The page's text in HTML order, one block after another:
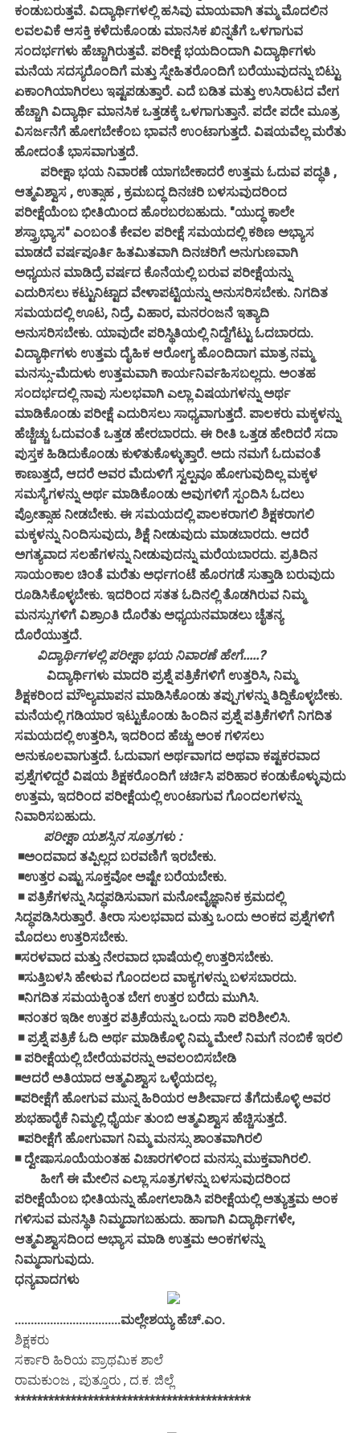
ಕಂಡುಬರುತ್ತವೆ. ವಿದ್ಯಾರ್ಥಿಗಳಲ್ಲಿ ಹಸಿವು ಮಾಯವಾಗಿ ತಮ್ಮ ಮೊದಲಿನ
ಲವಲವಿಕೆ ಆಸಕ್ತಿ ಕಳೆದುಕೊಂಡು ಮಾನಸಿಕ ಖಿನ್ನತೆಗೆ ಒಳಗಾಗುವ
ಸಂದರ್ಭಗಳು ಹೆಚ್ಚಾಗಿರುತ್ತವೆ. ಪರೀಕ್ಷೆ ಭಯದಿಂದಾಗಿ ವಿದ್ಯಾರ್ಥಿಗಳು
ಮನೆಯ ಸದಸ್ಯರೊಂದಿಗೆ ಮತ್ತು ಸ್ನೇಹಿತರೊಂದಿಗೆ ಬರೆಯುವುದನ್ನು ಬಿಟ್ಟು
ಏಕಾಂಗಿಯಾಗಿರಲು ಇಷ್ಟಪಡುತ್ತಾರೆ. ಎದೆ ಬಡಿತ ಮತ್ತು ಉಸಿರಾಟದ ವೇಗ
ಹೆಚ್ಚಾಗಿ ವಿದ್ಯಾರ್ಥಿ ಮಾನಸಿಕ ಒತ್ತಡಕ್ಕೆ ಒಳಗಾಗುತ್ತಾನೆ. ಪದೇ ಪದೇ ಮೂತ್ರ
ವಿಸರ್ಜನೆಗೆ ಹೋಗಬೇಕೆಂಬ ಭಾವನೆ ಉಂಟಾಗುತ್ತದೆ. ವಿಷಯವೆಲ್ಲ ಮರೆತು
ಹೋದಂತೆ ಭಾಸವಾಗುತ್ತದೆ.
ಪರೀಕ್ಷಾ ಭಯ ನಿವಾರಣೆ ಯಾಗಬೇಕಾದರೆ ಉತ್ತಮ ಓದುವ ಪದ್ಧತಿ ,
ಆತ್ಮವಿಶ್ವಾಸ , ಉತ್ಸಾಹ , ಕ್ರಮಬದ್ಧ ದಿನಚರಿ ಬಳಸುವುದರಿಂದ
ಪರೀಕ್ಷೆಯೆಂಬ ಭೀತಿಯಿಂದ ಹೊರಬರಬಹುದು. "ಯುದ್ಧ ಕಾಲೇ
ಶಸ್ತ್ರಾಭ್ಯಾಸ" ಎಂಬಂತೆ ಕೇವಲ ಪರೀಕ್ಷೆ ಸಮಯದಲ್ಲಿ ಕಠಿಣ ಅಭ್ಯಾಸ
ಮಾಡದೆ ವರ್ಷಪೂರ್ತಿ ಹಿತಮಿತವಾಗಿ ದಿನಚರಿಗೆ ಅನುಗುಣವಾಗಿ
ಅಧ್ಯಯನ ಮಾಡಿದ್ರೆ ವರ್ಷದ ಕೊನೆಯಲ್ಲಿ ಬರುವ ಪರೀಕ್ಷೆಯನ್ನು
ಎದುರಿಸಲು ಕಟ್ಟುನಿಟ್ಟಾದ ವೇಳಾಪಟ್ಟಿಯನ್ನು ಅನುಸರಿಸಬೇಕು. ನಿಗದಿತ
ಸಮಯದಲ್ಲಿ ಊಟ, ನಿದ್ರೆ, ವಿಹಾರ, ಮನರಂಜನೆ ಇತ್ಯಾದಿ
ಅನುಸರಿಸಬೇಕು. ಯಾವುದೇ ಪರಿಸ್ಥಿತಿಯಲ್ಲಿ ನಿದ್ದೆಗೆಟ್ಟು ಓದಬಾರದು.
ವಿದ್ಯಾರ್ಥಿಗಳು ಉತ್ತಮ ದೈಹಿಕ ಆರೋಗ್ಯ ಹೊಂದಿದಾಗ ಮಾತ್ರ ನಮ್ಮ
ಮನಸ್ಸು-ಮೆದುಳು ಉತ್ತಮವಾಗಿ ಕಾರ್ಯನಿರ್ವಹಿಸಬಲ್ಲದು. ಅಂತಹ
ಸಂದರ್ಭದಲ್ಲಿ ನಾವು ಸುಲಭವಾಗಿ ಎಲ್ಲಾ ವಿಷಯಗಳನ್ನು ಅರ್ಥ
ಮಾಡಿಕೊಂಡು ಪರೀಕ್ಷೆ ಎದುರಿಸಲು ಸಾಧ್ಯವಾಗುತ್ತದೆ. ಪಾಲಕರು ಮಕ್ಕಳನ್ನು
ಹೆಚ್ಚೆಚ್ಚು ಓದುವಂತೆ ಒತ್ತಡ ಹೇರಬಾರದು. ಈ ರೀತಿ ಒತ್ತಡ ಹೇರಿದರೆ ಸದಾ
ಪುಸ್ತಕ ಹಿಡಿದುಕೊಂಡು ಕುಳಿತುಕೊಳ್ಳುತ್ತಾರೆ. ಅದು ನಮಗೆ ಓದುವಂತೆ
ಕಾಣುತ್ತದೆ, ಆದರೆ ಅವರ ಮೆದುಳಿಗೆ ಸ್ವಲ್ಪವೂ ಹೋಗುವುದಿಲ್ಲ ಮಕ್ಕಳ
ಸಮಸ್ಯೆಗಳನ್ನು ಅರ್ಥ ಮಾಡಿಕೊಂಡು ಅವುಗಳಿಗೆ ಸ್ಪಂದಿಸಿ ಓದಲು
ಪ್ರೋತ್ಸಾಹ ನೀಡಬೇಕು. ಈ ಸಮಯದಲ್ಲಿ ಪಾಲಕರಾಗಲಿ ಶಿಕ್ಷಕರಾಗಲಿ
ಮಕ್ಕಳನ್ನು ನಿಂದಿಸುವುದು, ಶಿಕ್ಷೆ ನೀಡುವುದು ಮಾಡಬಾರದು. ಆದರೆ
ಅಗತ್ಯವಾದ ಸಲಹೆಗಳನ್ನು ನೀಡುವುದನ್ನು ಮರೆಯಬಾರದು. ಪ್ರತಿದಿನ
ಸಾಯಂಕಾಲ ಚಿಂತೆ ಮರೆತು ಅರ್ಧಗಂಟೆ ಹೊರಗಡೆ ಸುತ್ತಾಡಿ ಬರುವುದು
ರೂಡಿಸಿಕೊಳ್ಳಬೇಕು. ಇದರಿಂದ ಸತತ ಓದಿನಲ್ಲಿ ತೊಡಗಿರುವ ನಿಮ್ಮ
ಮನಸ್ಸುಗಳಿಗೆ ವಿಶ್ರಾಂತಿ ದೊರೆತು ಅಧ್ಯಯನಮಾಡಲು ಚೈತನ್ಯ
ದೊರೆಯುತ್ತದೆ.
ವಿದ್ಯಾರ್ಥಿಗಳಲ್ಲಿ ಪರೀಕ್ಷಾ ಭಯ ನಿವಾರಣೆ ಹೇಗೆ.....?
ವಿದ್ಯಾರ್ಥಿಗಳು ಮಾದರಿ ಪ್ರಶ್ನೆ ಪತ್ರಿಕೆಗಳಿಗೆ ಉತ್ತರಿಸಿ, ನಿಮ್ಮ
ಶಿಕ್ಷಕರಿಂದ ಮೌಲ್ಯಮಾಪನ ಮಾಡಿಸಿಕೊಂಡು ತಪ್ಪುಗಳನ್ನು ತಿದ್ದಿಕೊಳ್ಳಬೇಕು.
ಮನೆಯಲ್ಲಿ ಗಡಿಯಾರ ಇಟ್ಟುಕೊಂಡು ಹಿಂದಿನ ಪ್ರಶ್ನೆ ಪತ್ರಿಕೆಗಳಿಗೆ ನಿಗದಿತ
ಸಮಯದಲ್ಲಿ ಉತ್ತರಿಸಿ, ಇದರಿಂದ ಹೆಚ್ಚು ಅಂಕ ಗಳಿಸಲು
ಅನುಕೂಲವಾಗುತ್ತದೆ. ಓದುವಾಗ ಅರ್ಥವಾಗದ ಅಥವಾ ಕಷ್ಟಕರವಾದ
ಪ್ರಶ್ನೆಗಳಿದ್ದರೆ ವಿಷಯ ಶಿಕ್ಷಕರೊಂದಿಗೆ ಚರ್ಚಿಸಿ ಪರಿಹಾರ ಕಂಡುಕೊಳ್ಳುವುದು
ಉತ್ತಮ, ಇದರಿಂದ ಪರೀಕ್ಷೆಯಲ್ಲಿ ಉಂಟಾಗುವ ಗೊಂದಲಗಳನ್ನು
ನಿವಾರಿಸಬಹುದು.
ಪರೀಕ್ಷಾ ಯಶಸ್ಸಿನ ಸೂತ್ರಗಳು :
◾ಅಂದವಾದ ತಪ್ಪಿಲ್ಲದ ಬರವಣಿಗೆ ಇರಬೇಕು.
◾ಉತ್ತರ ಎಷ್ಟು ಸೂಕ್ತವೋ ಅಷ್ಟೇ ಬರೆಯಬೇಕು.
◾ ಪತ್ರಿಕೆಗಳನ್ನು ಸಿದ್ಧಪಡಿಸುವಾಗ ಮನೋವೈಜ್ಞಾನಿಕ ಕ್ರಮದಲ್ಲಿ
ಸಿದ್ಧಪಡಿಸಿರುತ್ತಾರೆ. ತೀರಾ ಸುಲಭವಾದ ಮತ್ತು ಒಂದು ಅಂಕದ ಪ್ರಶ್ನೆಗಳಿಗೆ
ಮೊದಲು ಉತ್ತರಿಸಬೇಕು.
◾ಸರಳವಾದ ಮತ್ತು ನೇರವಾದ ಭಾಷೆಯಲ್ಲಿ ಉತ್ತರಿಸಬೇಕು.
◾ಸುತ್ತಿಬಳಸಿ ಹೇಳುವ ಗೊಂದಲದ ವಾಕ್ಯಗಳನ್ನು ಬಳಸಬಾರದು.
◾ನಿಗದಿತ ಸಮಯಕ್ಕಿಂತ ಬೇಗ ಉತ್ತರ ಬರೆದು ಮುಗಿಸಿ.
◾ನಂತರ ಇಡೀ ಉತ್ತರ ಪತ್ರಿಕೆಯನ್ನು ಒಂದು ಸಾರಿ ಪರಿಶೀಲಿಸಿ.
◾ ಪ್ರಶ್ನೆ ಪತ್ರಿಕೆ ಓದಿ ಅರ್ಥ ಮಾಡಿಕೊಳ್ಳಿ ನಿಮ್ಮ ಮೇಲೆ ನಿಮಗೆ ನಂಬಿಕೆ ಇರಲಿ
◾ ಪರೀಕ್ಷೆಯಲ್ಲಿ ಬೇರೆಯವರನ್ನು ಅವಲಂಬಿಸಬೇಡಿ
◾ಆದರೆ ಅತಿಯಾದ ಆತ್ಮವಿಶ್ವಾಸ ಒಳ್ಳೆಯದಲ್ಲ.
◾ಪರೀಕ್ಷೆಗೆ ಹೋಗುವ ಮುನ್ನ ಹಿರಿಯರ ಆಶೀರ್ವಾದ ತೆಗೆದುಕೊಳ್ಳಿ ಅವರ
ಶುಭಹಾರೈಕೆ ನಿಮ್ಮಲ್ಲಿ ಧೈರ್ಯ ತುಂಬಿ ಆತ್ಮವಿಶ್ವಾಸ ಹೆಚ್ಚಿಸುತ್ತದೆ.
◾ಪರೀಕ್ಷೆಗೆ ಹೋಗುವಾಗ ನಿಮ್ಮ ಮನಸ್ಸು ಶಾಂತವಾಗಿರಲಿ
◾ ದ್ವೇಷಾಸೂಯೆಯಂತಹ ವಿಚಾರಗಳಿಂದ ಮನಸ್ಸು ಮುಕ್ತವಾಗಿರಲಿ.
ಹೀಗೆ ಈ ಮೇಲಿನ ಎಲ್ಲಾ ಸೂತ್ರಗಳನ್ನು ಬಳಸುವುದರಿಂದ
ಪರೀಕ್ಷೆಯೆಂಬ ಭೀತಿಯನ್ನು ಹೋಗಲಾಡಿಸಿ ಪರೀಕ್ಷೆಯಲ್ಲಿ ಅತ್ಯುತ್ತಮ ಅಂಕ
ಗಳಿಸುವ ಮನಸ್ಥಿತಿ ನಿಮ್ಮದಾಗಬಹುದು. ಹಾಗಾಗಿ ವಿದ್ಯಾರ್ಥಿಗಳೇ,
ಆತ್ಮವಿಶ್ವಾಸದಿಂದ ಅಭ್ಯಾಸ ಮಾಡಿ ಉತ್ತಮ ಅಂಕಗಳನ್ನು
ನಿಮ್ಮದಾಗುವುದು.
ಧನ್ಯವಾದಗಳು
.................................ಮಲ್ಲೇಶಯ್ಯ ಹೆಚ್.ಎಂ.
ಶಿಕ್ಷಕರು
ಸರ್ಕಾರಿ ಹಿರಿಯ ಪ್ರಾಥಮಿಕ ಶಾಲೆ
ರಾಮಕುಂಜ , ಪುತ್ತೂರು , ದ.ಕ. ಜಿಲ್ಲೆ
******************************************